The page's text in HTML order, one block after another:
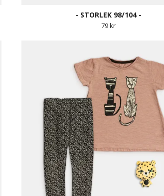
- STORLEK 98/104 -
79 kr